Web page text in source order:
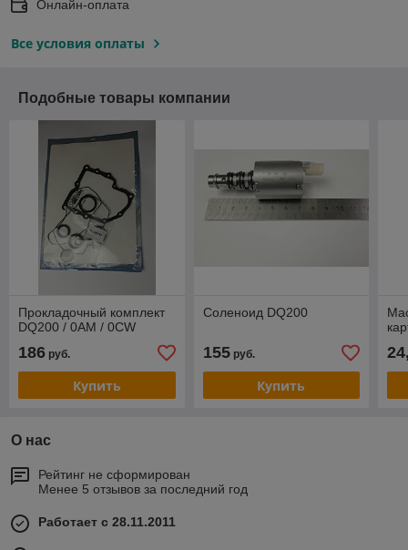
Онлайн-оплата
Все условия оплаты
Подобные товары компании
Прокладочный комплект
DQ200 / 0AM / 0CW
186 руб.
Купить
Соленоид DQ200
155руб.
Купить
О нас
Рейтинг не сформирован
Менее 5 отзывов за последний год
Работает с 28.11.2011